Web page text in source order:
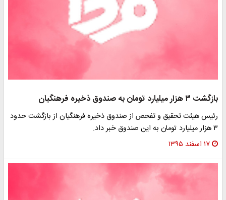
بازگشت ۳ هزار میلیارد تومان به صندوق ذخیره فرهنگیان
رئیس هیئت تحقیق و تفحص از صندوق ذخیره فرهنگیان از بازگشت حدود
۱۷ اسفند ۱۳۹۵